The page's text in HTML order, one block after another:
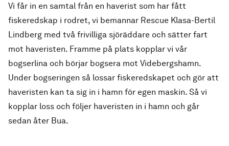
Vi får in en samtal från en haverist som har fått
fiskeredskap i rodret, vi bemannar Rescue Klasa-Bertil
Lindberg med två frivilliga sjöräddare och sätter fart
mot haveristen. Framme på plats kopplar vi vår
bogserlina och börjar bogsera mot Videbergshamn.
Under bogseringen så lossar fiskeredskapet och gör att
haveristen kan ta sig in i hamn för egen maskin. Så vi
kopplar loss och följer haveristen in i hamn och går
sedan åter Bua.